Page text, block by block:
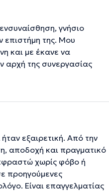
γνήσιο
επιστήμη της. Μου
και με έκανε να
αρχή της συνεργασίας
εξαιρετική. Από την
αποδοχή και πραγματικό
χωρίς φόβο ή
προηγούμενες
Είναι επαγγελματίας